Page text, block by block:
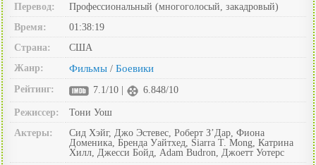
Перевод:
Профессиональный (многоголосый, закадровый)
Время:
01:38:19
Страна:
США
Жанр:
Фильмы / Боевики
Рейтинг: 7.1/10 | 6.848/10
Режиссер:
Тони Уош
Актеры:
Сид Хэйг, Джо Эстевес, Роберт З’Дар, Фиона
Доменика, Бренда Уайтхед, Siarra T. Mong, Катрина
Хилл, Джесси Бойд, Adam Budron, Джоетт Уотерс